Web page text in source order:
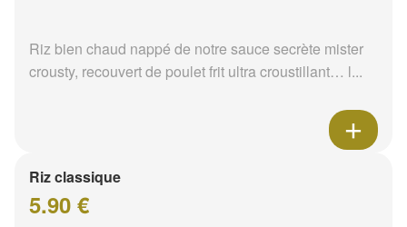
Riz bien chaud nappé de notre sauce secrète mister
crousty, recouvert de poulet frit ultra croustillant… l...
Riz classique
5.90 €